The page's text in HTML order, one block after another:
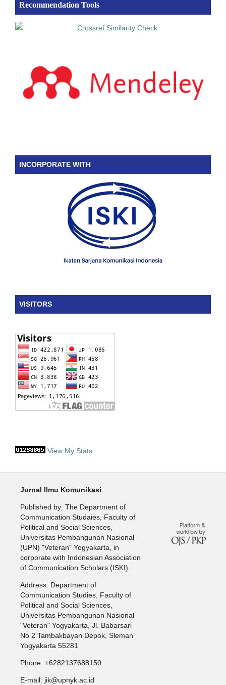
Recommendation Tools
INCORPORATE WITH
VISITORS
View My Stats
Jurnal Ilmu Komunikasi
Published by: The Department of
Communication Studaies, Faculty of
Political and Social Sciences,
Universitas Pembangunan Nasional
(UPN) "Veteran" Yogyakarta, in
corporate with Indonesian Association
of Communication Scholars (ISKI).
Address: Department of
Communication Studies, Faculty of
Political and Social Sciences,
Universitas Pembangunan Nasional
"Veteran" Yogyakarta, Jl. Babarsari
No 2 Tambakbayan Depok, Sleman
Yogyakarta 55281
Phone: +6282137688150
E-mail: jik@upnyk.ac.id